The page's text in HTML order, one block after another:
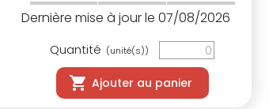
Dernière mise à jour le 07/08/2026
Quantité (unité(s))
Ajouter au panier